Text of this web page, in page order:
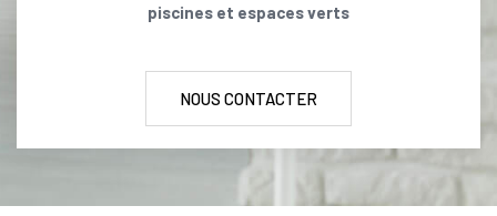
piscines et espaces verts
NOUS CONTACTER